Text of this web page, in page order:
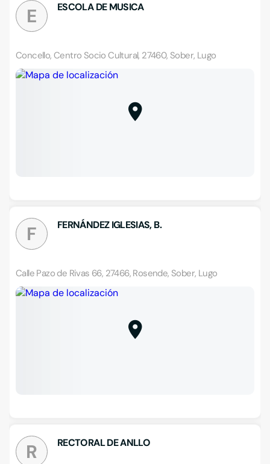
E ESCOLA DE MUSICA
Concello, Centro Socio Cultural, 27460, Sober, Lugo
F FERNÁNDEZ IGLESIAS, B.
Calle Pazo de Rivas 66, 27466, Rosende, Sober, Lugo
R RECTORAL DE ANLLO